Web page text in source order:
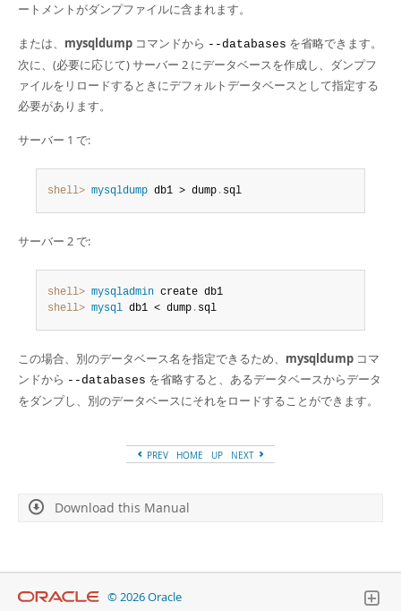
ートメントがダンプファイルに含まれます。
または、 mysqldump コマンドから --databases を省略できます。
次に、(必要に応じて) サーバー 2 にデータベースを作成し、ダンプフ
ァイルをリロードするときにデフォルトデータベースとして指定する
必要があります。
サーバー 1 で:
shell> mysqldump db1 > dump . sql
サーバー 2 で:
shell> mysqladmin
shell> mysql db1 < dump . sql
この場合、別のデータベース名を指定できるため、 mysqldump コマ
ンドから --databases を省略すると、あるデータベースからデータ
をダンプし、別のデータベースにそれをロードすることができます。
PREV HOME UP NEXT
Download this Manual
© 2026 Oracle